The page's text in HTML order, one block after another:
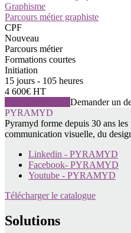
Graphisme
Parcours métier graphiste
CPF
Nouveau
Parcours métier
Formations courtes
Initiation
15 jours - 105 heures
4 600€ HT
Demander un
PYRAMYD
Pyramyd forme depuis 30 ans les
communication visuelle, du
Linkedin - PYRAMYD
Facebook- PYRAMYD
Youtube - PYRAMYD
Télécharger le catalogue
Solutions